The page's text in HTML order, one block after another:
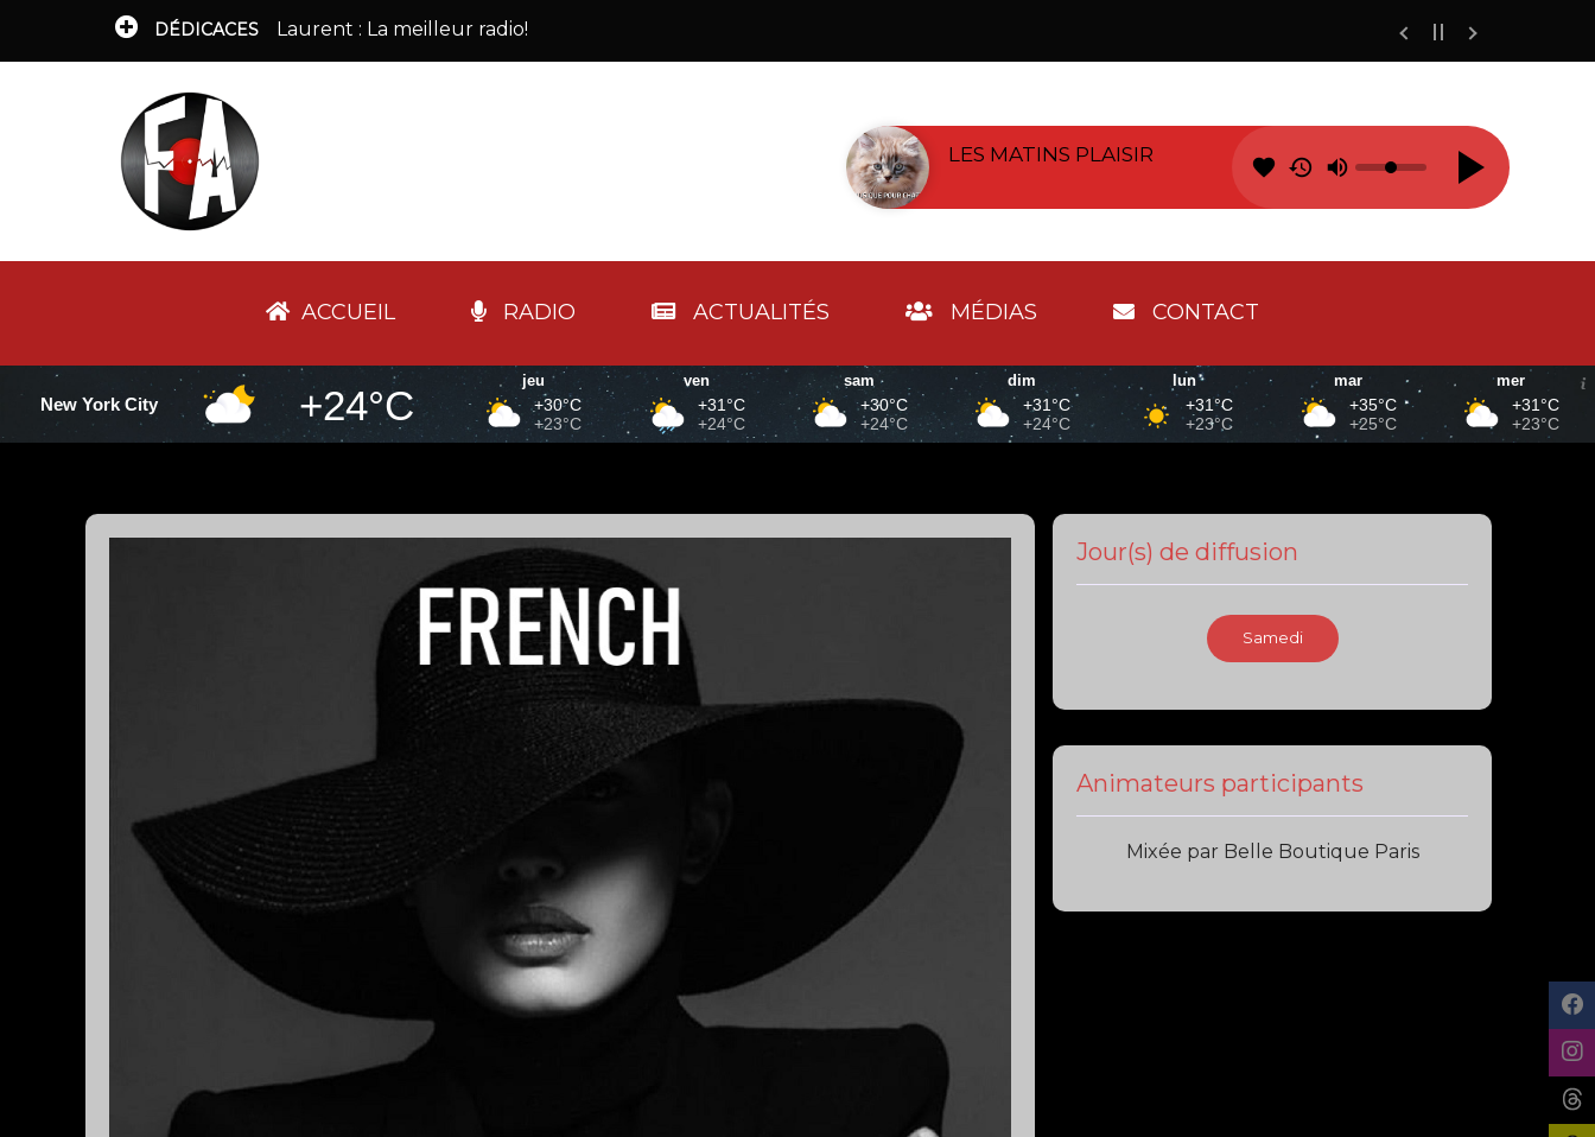
DÉDICACES Laurent : La meilleur radio!
LES MATINS PLAISIR favorite
ACCUEIL RADIO ACTUALITÉS MÉDIAS CONTACT
New York City +24°C
jeu
+30°C
+23°C
ven
+31°C
+24°C
sam
+30°C
+24°C
dim
+31°C
+24°C
lun
+31°C
+23°C
mar
+35°C
+25°C
mer
+31°C
+23°C
Jour(s) de diffusion
Samedi
Animateurs participants
Mixée par Belle Boutique Paris